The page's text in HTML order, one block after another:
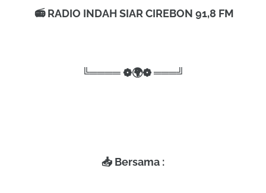
📻 RADIO INDAH SIAR CIREBON 91,8 FM
╚════ ❁🌍❁ ═══╝
📥 Bersama :